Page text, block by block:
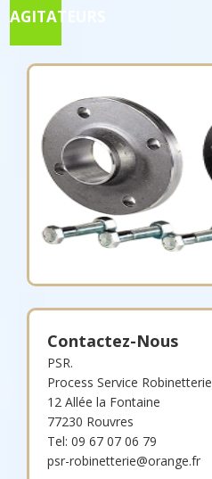
AGITATEURS
Contactez-Nous
PSR.
Process Service Robinetterie
12 Allée la Fontaine
77230 Rouvres
Tel: 09 67 07 06 79
psr-robinetterie@orange.fr